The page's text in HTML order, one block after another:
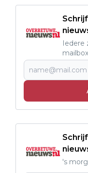
Iedere
mailbox
's